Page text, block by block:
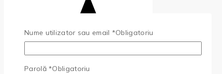
Nume utilizator sau email *Obligatoriu
Parolă*Obligatoriu